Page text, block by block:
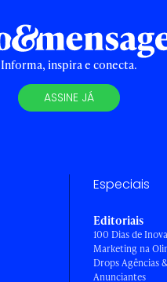
Informa, inspira e conecta.
ASSINE JÁ
Especiais
Editoriais
100 Dias de
Marketing na
Drops Agências
Anunciantes